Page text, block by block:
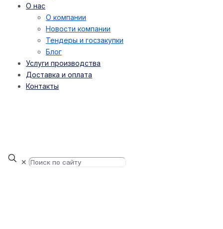
О нас
О компании
Новости компании
Тендеры и госзакупки
Блог
Услуги производства
Доставка и оплата
Контакты
✕